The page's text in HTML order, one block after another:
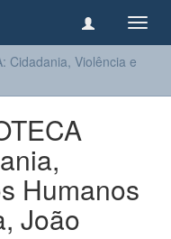
Cidadania, Violência e
Humanos
João